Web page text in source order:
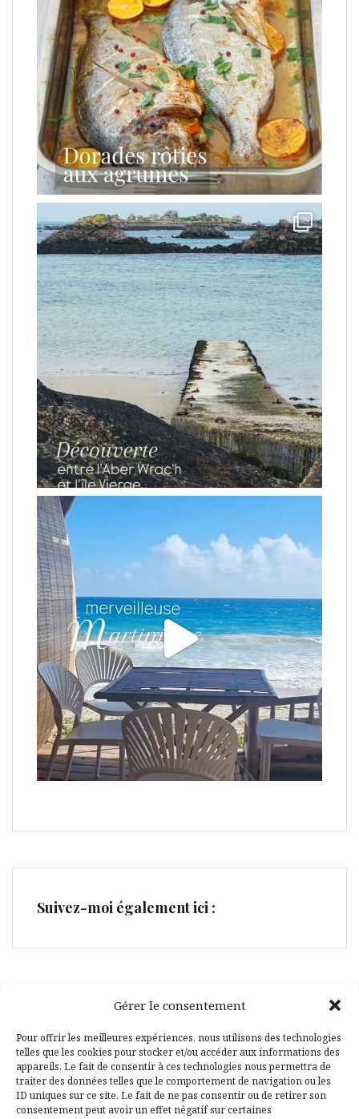
Gérer le consentement
Pour offrir les meilleures expériences, nous utilisons des technologies
telles que les cookies pour stocker et/ou accéder aux informations des
appareils. Le fait de consentir à ces technologies nous permettra de
traiter des données telles que le comportement de navigation ou les
ID uniques sur ce site. Le fait de ne pas consentir ou de retirer son
consentement peut avoir un effet négatif sur certaines
Suivez-moi également ici :
Facebook
Pinterest